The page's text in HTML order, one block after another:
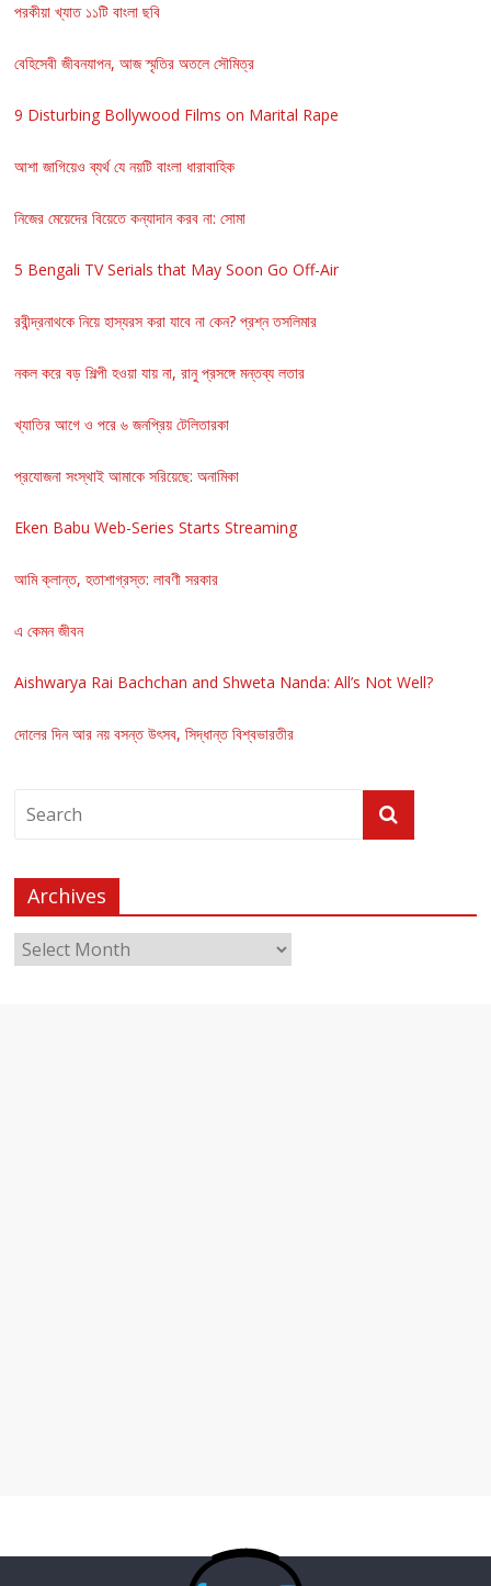
পরকীয়া খ্যাত ১১টি বাংলা ছবি
বেহিসেবী জীবনযাপন, আজ স্মৃতির অতলে সৌমিত্র
9 Disturbing Bollywood Films on Marital Rape
আশা জাগিয়েও ব্যর্থ যে নয়টি বাংলা ধারাবাহিক
নিজের মেয়েদের বিয়েতে কন্যাদান করব না: সোমা
5 Bengali TV Serials that May Soon Go Off-Air
রবীন্দ্রনাথকে নিয়ে হাস্যরস করা যাবে না কেন? প্রশ্ন তসলিমার
নকল করে বড় শিল্পী হওয়া যায় না, রানু প্রসঙ্গে মন্তব্য লতার
খ্যাতির আগে ও পরে ৬ জনপ্রিয় টেলিতারকা
প্রযোজনা সংস্থাই আমাকে সরিয়েছে: অনামিকা
Eken Babu Web-Series Starts Streaming
আমি ক্লান্ত, হতাশাগ্রস্ত: লাবণী সরকার
এ কেমন জীবন
Aishwarya Rai Bachchan and Shweta Nanda: All’s Not Well?
দোলের দিন আর নয় বসন্ত উৎসব, সিদ্ধান্ত বিশ্বভারতীর
Archives